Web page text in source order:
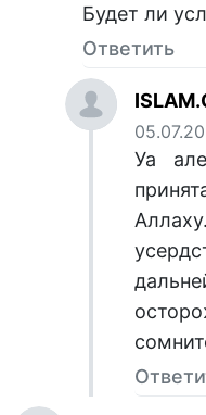
Будет ли
Ответить
Уа